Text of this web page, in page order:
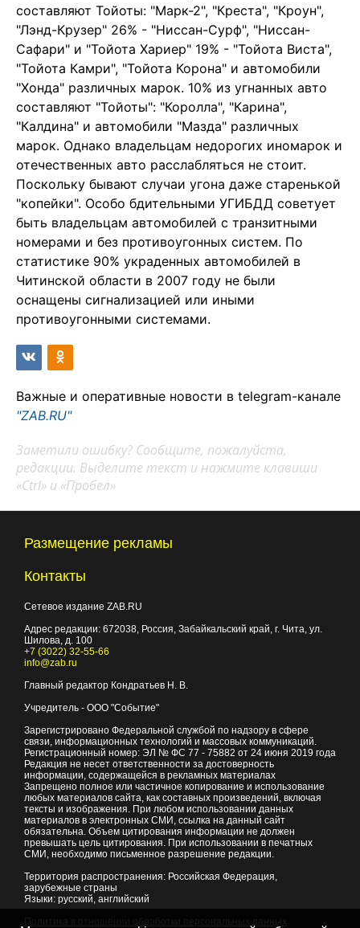
составляют Тойоты: "Марк-2", "Креста", "Кроун",
"Лэнд-Крузер" 26% - "Ниссан-Сурф", "Ниссан-
Сафари" и "Тойота Хариер" 19% - "Тойота Виста",
"Тойота Камри", "Тойота Корона" и автомобили
"Хонда" различных марок. 10% из угнанных авто
составляют "Тойоты": "Королла", "Карина",
"Калдина" и автомобили "Мазда" различных
марок. Однако владельцам недорогих иномарок и
отечественных авто расслабляться не стоит.
Поскольку бывают случаи угона даже старенькой
"копейки". Особо бдительными УГИБДД советует
быть владельцам автомобилей с транзитными
номерами и без противоугонных систем. По
статистике 90% украденных автомобилей в
Читинской области в 2007 году не были
оснащены сигнализацией или иными
противоугонными системами.
Важные и оперативные новости в telegram-канале
"ZAB.RU"
Заметили ошибку? Сообщите, пожалуйста,
редакции. Выделите текст и нажмите клавиши
«Ctrl» и «Пробел»
Размещение рекламы
Контакты
Сетевое издание ZAB.RU
Адрес редакции: 672038, Россия, Забайкальский край, г. Чита, ул.
Шилова, д. 100
+7 (3022) 32-55-66
info@zab.ru
Главный редактор Кондратьев Н. В.
Учредитель - ООО "Событие"
Зарегистрировано Федеральной службой по надзору в сфере
связи, информационных технологий и массовых коммуникаций.
Регистрационный номер: ЭЛ № ФС 77 - 75882 от 24 июня 2019 года
Редакция не несет ответственности за достоверность
информации, содержащейся в рекламных материалах
Запрещено полное или частичное копирование и использование
любых материалов сайта, как составных произведений, включая
тексты и изображения. При любом использовании данных
материалов в электронных СМИ, ссылка на данный сайт
обязательна. Объем цитирования информации не должен
превышать цель цитирования. При использовании в печатных
СМИ, необходимо письменное разрешение редакции.
Территория распространения: Российская Федерация,
зарубежные страны
Языки: русский, английский